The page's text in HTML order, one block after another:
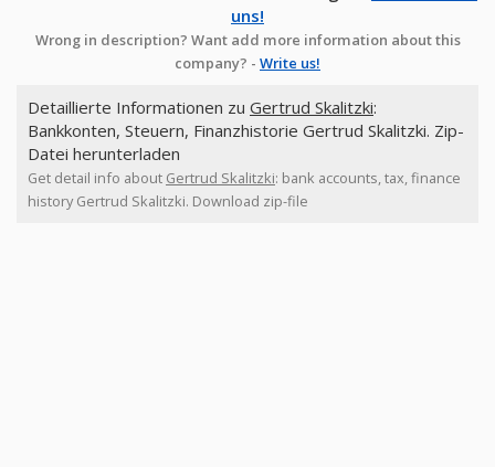
uns!
Wrong in description? Want add more information about this
company? - Write us!
Detaillierte Informationen zu Gertrud Skalitzki:
Bankkonten, Steuern, Finanzhistorie Gertrud Skalitzki. Zip-
Datei herunterladen
Get detail info about Gertrud Skalitzki: bank accounts, tax, finance
history Gertrud Skalitzki. Download zip-file